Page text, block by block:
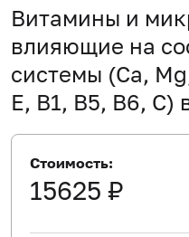
Витамины и
влияющие на
системы (Ca,
E, B1, B5, B6, C)
Стоимость:
15625 ₽